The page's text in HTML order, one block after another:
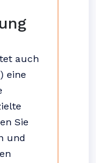
auch
eine
Sie
und